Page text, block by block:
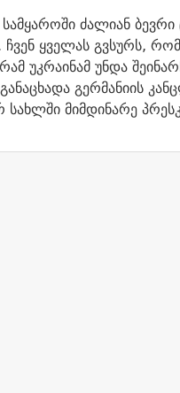
სამყაროში ძალიან
ყველას გვსურს,
უკრაინამ უნდა
განაცხადა გერმანიის
მიმდინარე